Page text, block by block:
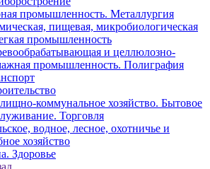
промышленность. Металлургия
пищевая, микробиологическая
промышленность
и целлюлозно-
промышленность. Полиграфия
коммунальное хозяйство. Бытовое
Торговля
водное, лесное, охотничье и
хозяйство
Здоровье